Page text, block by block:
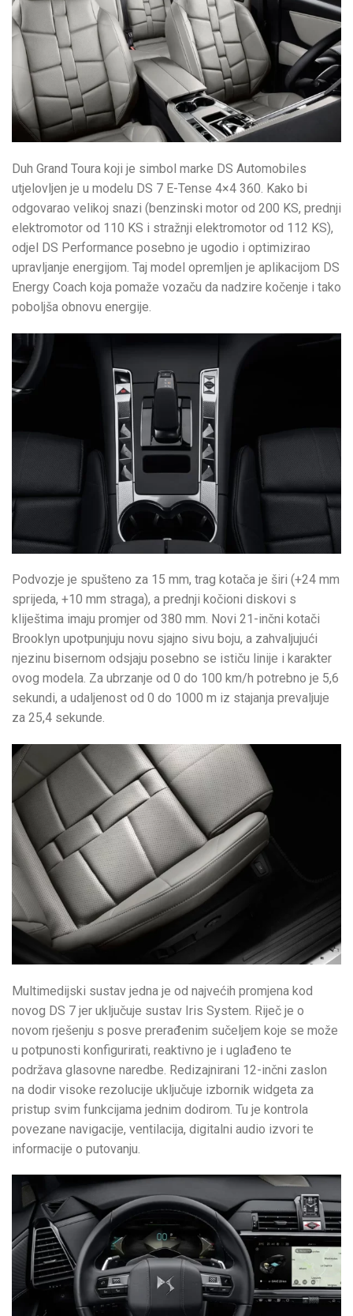
Duh Grand Toura koji je simbol marke DS Automobiles
utjelovljen je u modelu DS 7 E-Tense 4×4 360. Kako bi
odgovarao velikoj snazi (benzinski motor od 200 KS, prednji
elektromotor od 110 KS i stražnji elektromotor od 112 KS),
odjel DS Performance posebno je ugodio i optimizirao
upravljanje energijom. Taj model opremljen je aplikacijom DS
Energy Coach koja pomaže vozaču da nadzire kočenje i tako
poboljša obnovu energije.
Podvozje je spušteno za 15 mm, trag kotača je širi (+24 mm
sprijeda, +10 mm straga), a prednji kočioni diskovi s
kliještima imaju promjer od 380 mm. Novi 21-inčni kotači
Brooklyn upotpunjuju novu sjajno sivu boju, a zahvaljujući
njezinu bisernom odsjaju posebno se ističu linije i karakter
ovog modela. Za ubrzanje od 0 do 100 km/h potrebno je 5,6
sekundi, a udaljenost od 0 do 1000 m iz stajanja prevaljuje
za 25,4 sekunde.
Multimedijski sustav jedna je od najvećih promjena kod
novog DS 7 jer uključuje sustav Iris System. Riječ je o
novom rješenju s posve prerađenim sučeljem koje se može
u potpunosti konfigurirati, reaktivno je i uglađeno te
podržava glasovne naredbe. Redizajnirani 12-inčni zaslon
na dodir visoke rezolucije uključuje izbornik widgeta za
pristup svim funkcijama jednim dodirom. Tu je kontrola
povezane navigacije, ventilacija, digitalni audio izvori te
informacije o putovanju.